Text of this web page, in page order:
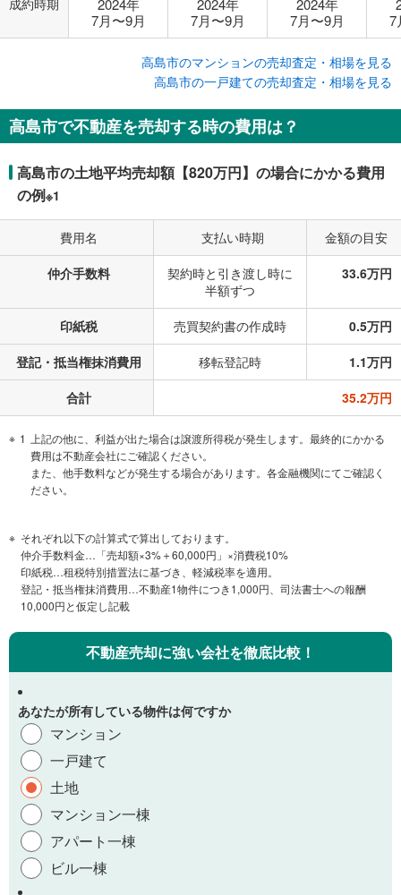
7月〜9月
7月〜9月
7月〜9月
7
高島市のマンションの売却査定・相場を見る
高島市の一戸建ての売却査定・相場を見る
高島市で不動産を売却する時の費用は？
高島市の土地平均売却額【820万円】の場合にかかる費用
の例※1
費用名 支払い時期
金額の目安
仲介手数料
契約時と引き渡し時に
半額ずつ
33.6万円
印紙税 売買契約書の作成時
0.5万円
登記・抵当権抹消費用
移転登記時
1.1万円
合計
35.2万円
1
上記の他に、利益が出た場合は譲渡所得税が発生します。最終的にかかる
費用は不動産会社にご確認ください。
また、他手数料などが発生する場合があります。各金融機関にてご確認く
ださい。
それぞれ以下の計算式で算出しております。
仲介手数料金…「売却額×3%＋60,000円」×消費税10%
印紙税…租税特別措置法に基づき、軽減税率を適用。
登記・抵当権抹消費用…不動産1物件につき1,000円、司法書士への報酬
10,000円と仮定し記載
不動産売却に強い会社を徹底比較！
あなたが所有している物件は何ですか
マンション
一戸建て
土地
マンション一棟
アパート一棟
ビル一棟